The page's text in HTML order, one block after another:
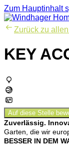
Zum Hauptinhalt
Zurück zu
KEY
Auf diese Stelle
Zuverlässig.
Garten, die wir
BESSER IN DEM